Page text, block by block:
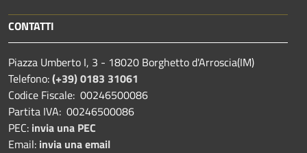
CONTATTI
Piazza Umberto I, 3 - 18020 Borghetto d'Arroscia(IM)
Telefono:(+39) 0183 31061
Codice Fiscale: 00246500086
Partita IVA: 00246500086
PEC: invia una PEC
Email: invia una email